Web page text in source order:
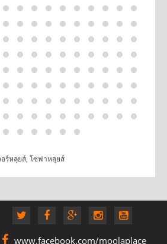
อร์หลุยส์, โซฟาหลุยส์
www.facebook.com/moolaplace